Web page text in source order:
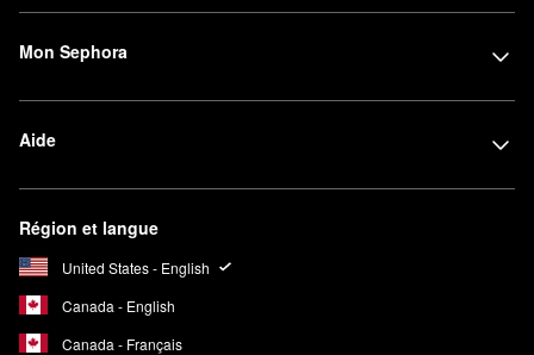
Mon Sephora
Aide
Région et langue
United States - English
Canada - English
Canada - Français